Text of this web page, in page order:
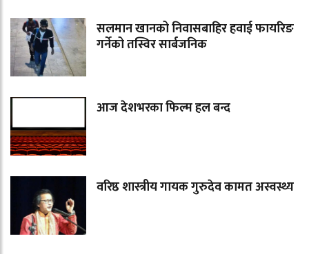
सलमान खानको निवासबाहिर हवाई फायरिङ
गर्नेको तस्विर सार्बजनिक
आज देशभरका फिल्म हल बन्द
वरिष्ठ शास्त्रीय गायक गुरुदेव कामत अस्वस्थ्य